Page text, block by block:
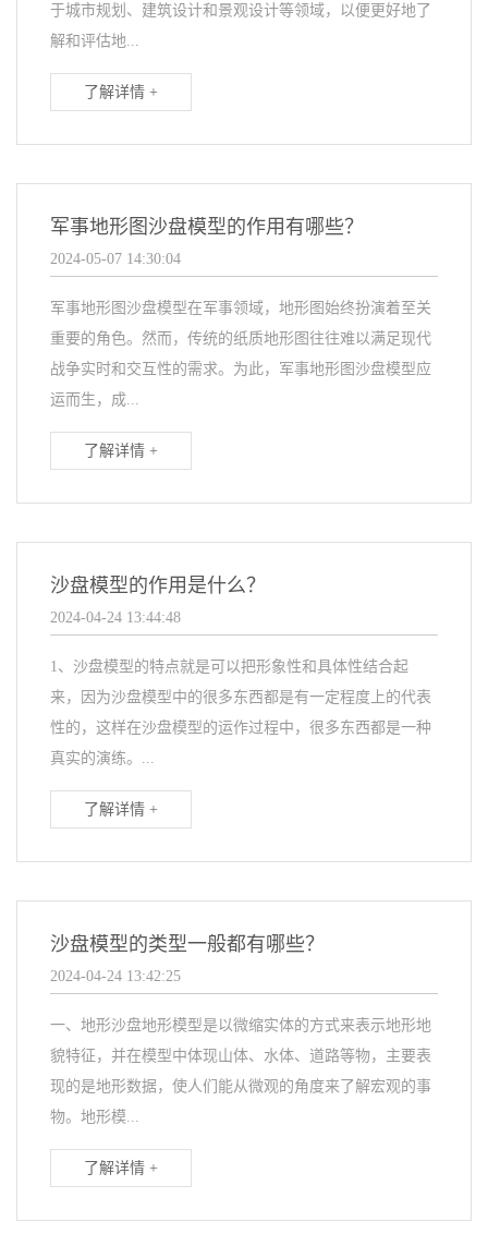
于城市规划、建筑设计和景观设计等领域，以便更好地了
解和评估地...
了解详情 +
军事地形图沙盘模型的作用有哪些？
2024-05-07 14:30:04
军事地形图沙盘模型在军事领域，地形图始终扮演着至关
重要的角色。然而，传统的纸质地形图往往难以满足现代
战争实时和交互性的需求。为此，军事地形图沙盘模型应
运而生，成...
了解详情 +
沙盘模型的作用是什么？
2024-04-24 13:44:48
1、沙盘模型的特点就是可以把形象性和具体性结合起
来，因为沙盘模型中的很多东西都是有一定程度上的代表
性的，这样在沙盘模型的运作过程中，很多东西都是一种
真实的演练。...
了解详情 +
沙盘模型的类型一般都有哪些？
2024-04-24 13:42:25
一、地形沙盘地形模型是以微缩实体的方式来表示地形地
貌特征，并在模型中体现山体、水体、道路等物，主要表
现的是地形数据，使人们能从微观的角度来了解宏观的事
物。地形模...
了解详情 +